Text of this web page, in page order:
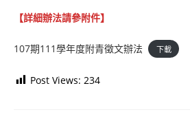
【詳細辦法請參附件】
107期111學年度附青徵文辦法 下載
Post Views: 234